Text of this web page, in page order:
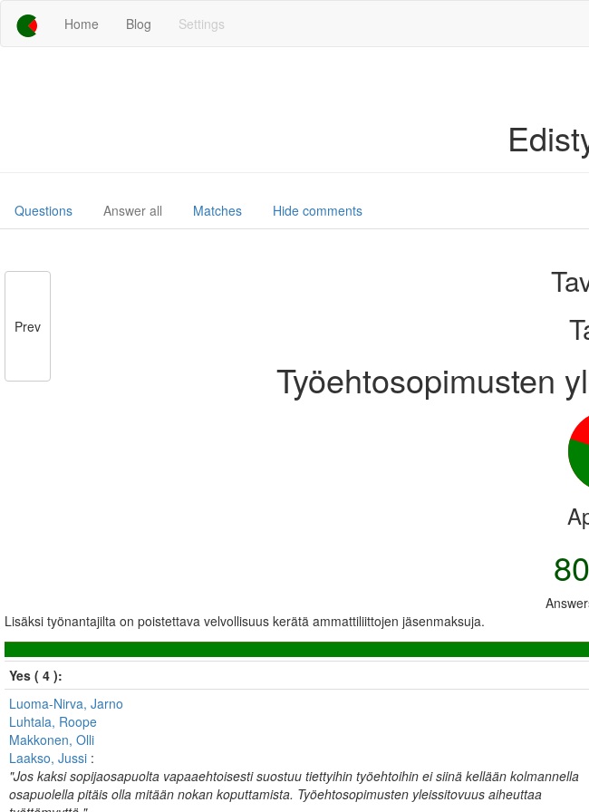
Home Blog Settings
Questions Answer all Matches Hide comments
Prev
Työehtosopimusten
Lisäksi työnantajilta on poistettava velvollisuus kerätä ammattiliittojen jäsenmaksuja.
Yes ( 4 ):
Luoma-Nirva, Jarno
Luhtala, Roope
Makkonen, Olli
Laakso, Jussi :
"Jos kaksi sopijaosapuolta vapaaehtoisesti suostuu tiettyihin työehtoihin ei siinä kellään kolmannella
osapuolella pitäis olla mitään nokan koputtamista. Työehtosopimusten yleissitovuus aiheuttaa